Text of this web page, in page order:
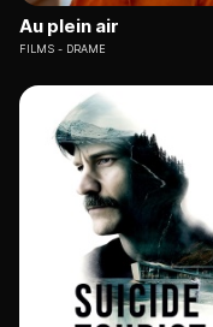
Au plein air
FILMS DRAME